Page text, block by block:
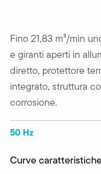
Fino 21,83 m³/min
e giranti aperti in
diretto, protettore
integrato, struttura
corrosione.
50 Hz
Curve